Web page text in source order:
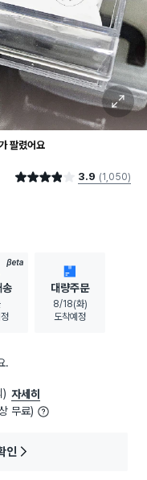
확대 보기
팔렸어요
별점 3.9점 3.9 (1,050)
BETA
송
대량주문
8/18(화)
도착예정
.
) 자세히
무료)
인